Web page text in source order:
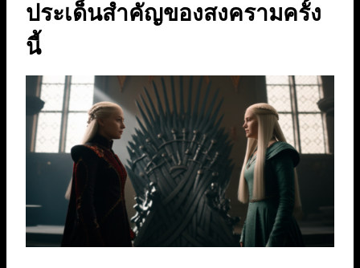
ประเด็นสำคัญของสงครามครั้ง
นี้